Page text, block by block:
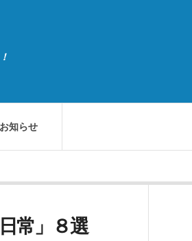
お知らせ
常」８選